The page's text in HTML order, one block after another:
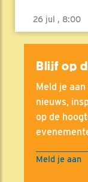
26 jul , 8:00
Blijf op
Meld je
nieuws,
op de
Meld je aan